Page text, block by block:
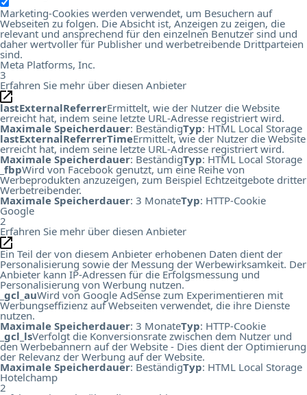
Marketing-Cookies werden verwendet, um Besuchern auf
Webseiten zu folgen. Die Absicht ist, Anzeigen zu zeigen, die
relevant und ansprechend für den einzelnen Benutzer sind und
daher wertvoller für Publisher und werbetreibende Drittparteien
sind.
Meta Platforms, Inc.
3
Erfahren Sie mehr über diesen Anbieter
lastExternalReferrerErmittelt, wie der Nutzer die Website
erreicht hat, indem seine letzte URL-Adresse registriert wird.
Maximale Speicherdauer: BeständigTyp: HTML Local Storage
lastExternalReferrerTimeErmittelt, wie der Nutzer die Website
erreicht hat, indem seine letzte URL-Adresse registriert wird.
Maximale Speicherdauer: BeständigTyp: HTML Local Storage
_fbpWird von Facebook genutzt, um eine Reihe von
Werbeprodukten anzuzeigen, zum Beispiel Echtzeitgebote dritter
Werbetreibender.
Maximale Speicherdauer: 3 MonateTyp: HTTP-Cookie
Google
2
Erfahren Sie mehr über diesen Anbieter
Ein Teil der von diesem Anbieter erhobenen Daten dient der
Personalisierung sowie der Messung der Werbewirksamkeit. Der
Anbieter kann IP-Adressen für die Erfolgsmessung und
Personalisierung von Werbung nutzen.
_gcl_auWird von Google AdSense zum Experimentieren mit
Werbungseffizienz auf Webseiten verwendet, die ihre Dienste
nutzen.
Maximale Speicherdauer: 3 MonateTyp: HTTP-Cookie
_gcl_lsVerfolgt die Konversionsrate zwischen dem Nutzer und
den Werbebannern auf der Website - Dies dient der Optimierung
der Relevanz der Werbung auf der Website.
Maximale Speicherdauer: BeständigTyp: HTML Local Storage
Hotelchamp
2